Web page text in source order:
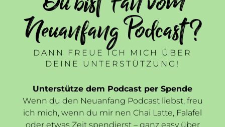
Neuanfang Podcast ?
DANN FREUE ICH MICH ÜBER
DEINE UNTERSTÜTZUNG!
Unterstütze dem Podcast per Spende
Wenn du den Neuanfang Podcast liebst, freu
ich mich, wenn du mir nen Chai Latte, Falafel
oder etwas Zeit spendierst – ganz easy über